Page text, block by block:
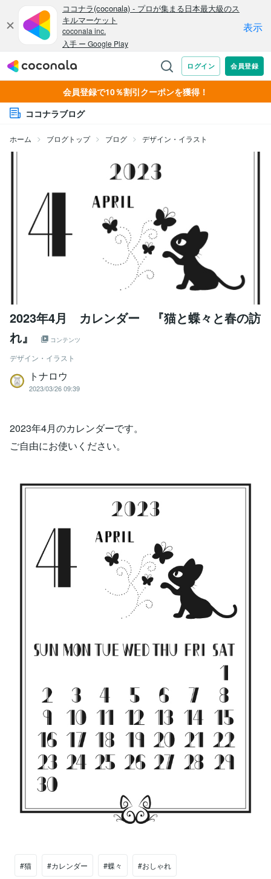
会員登録で10％割引クーポンを獲得！
ココナラブログ
ホーム ブログトップ ブログ デザイン・イラスト
2023年4月 カレンダー 『猫と蝶々と春の訪
れ』
コンテンツ
デザイン・イラスト
トナロウ
2023/03/26 09:39
2023年4月のカレンダーです。
ご自由にお使いください。
#猫 #カレンダー #蝶々 #おしゃれ